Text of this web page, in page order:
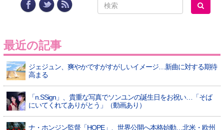
最近の記事
ジェジュン、爽やかですがすがしいイメージ…新曲に対する期待
高まる
「n.SSign」、貴重な写真でソンユンの誕生日をお祝い…「そば
にいてくれてありがとう」（動画あり）
ナ・ホンジン監督「HOPE」、世界公開へ本格始動…北米・欧州